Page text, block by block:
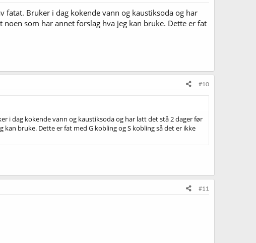
Bruker i dag kokende vann og kaustiksoda og har
som har annet forslag hva jeg kan bruke. Dette er fat
#10
i dag kokende vann og kaustiksoda og har latt det stå 2 dager før
bruke. Dette er fat med G kobling og S kobling så det er ikke
#11